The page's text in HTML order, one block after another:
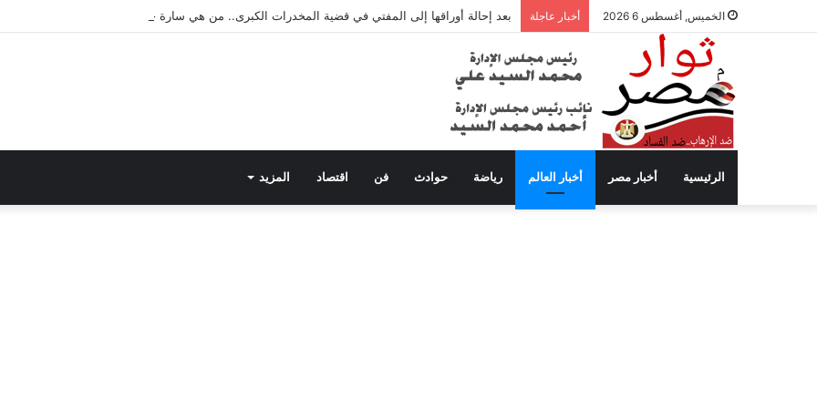
الخميس, أغسطس 6 2026 أخبار عاجلة بعد إحالة أوراقها إلى المفتي في قضية المخدرات الكبرى.. من هي سارة خليفة؟
الرئيسية أخبار مصر أخبار العالم رياضة حوادث فن اقتصاد المزيد